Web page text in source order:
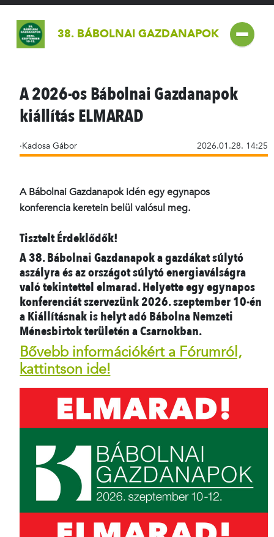
38. BÁBOLNAI GAZDANAPOK
A 2026-os Bábolnai Gazdanapok
kiállítás ELMARAD
·Kadosa Gábor 2026.01.28. 14:25
A Bábolnai Gazdanapok idén egy egynapos
konferencia keretein belül valósul meg.
Tisztelt Érdeklődők!
A 38. Bábolnai Gazdanapok a gazdákat súlytó
aszályra és az országot súlytó energiaválságra
való tekintettel elmarad. Helyette egy egynapos
konferenciát szervezünk 2026. szeptember 10-én
a Kiállításnak is helyt adó Bábolna Nemzeti
Ménesbirtok területén a Csarnokban.
Bővebb információkért a Fórumról,
kattintson ide!